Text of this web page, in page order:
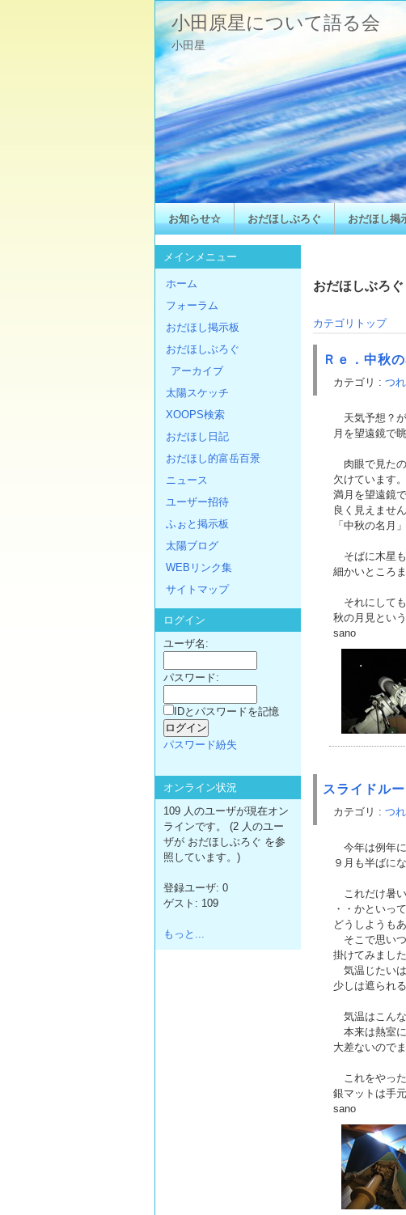
小田原星について語る会
小田星
お知らせ☆ おだほしぶろぐ おだほし掲
おだほしぶろ
カテゴリトップ
Ｒｅ．中秋の
カテゴリ : つ
天気予想？が
月を望遠鏡で
肉眼で見た
欠けています。
満月を望遠鏡
良く見えません
「中秋の名月
そばに木星
細かいところ
それにしても
秋の月見とい
sano
スライドル
カテゴリ : つ
今年は例年に
９月も半ばに
これだけ暑い
・・かといっ
どうしようも
そこで思い
掛けてみました
気温じたい
少しは遮られ
気温はこんな
本来は熱室に
大差ないので
これをやった
銀マットは手
sano
メインメニュー
ホーム
フォーラム
おだほし掲示板
おだほしぶろぐ
アーカイブ
太陽スケッチ
XOOPS検索
おだほし日記
おだほし的富岳百景
ニュース
ユーザー招待
ふぉと掲示板
太陽ブログ
WEBリンク集
サイトマップ
ログイン
ユーザ名:
パスワード:
IDとパスワードを記憶
パスワード紛失
オンライン状況
109 人のユーザが現在オン
ラインです。 (2 人のユー
ザが おだほしぶろぐ を参
照しています。)
登録ユーザ: 0
ゲスト: 109
もっと...